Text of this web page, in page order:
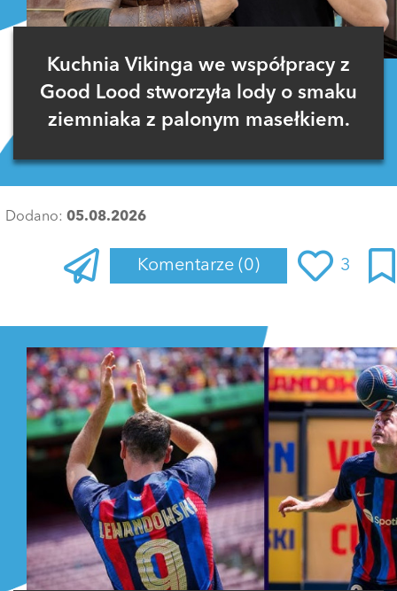
Kuchnia Vikinga we współpracy z
Good Lood stworzyła lody o smaku
ziemniaka z palonym masełkiem.
Dodano: 05.08.2026
Komentarze (0) 3